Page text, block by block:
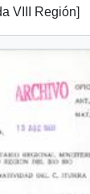
VIII Región]